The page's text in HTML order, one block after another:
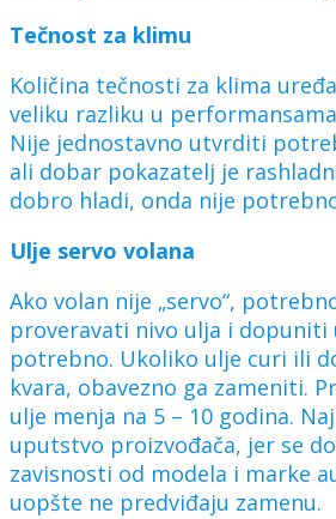
Tečnost za klimu
Količina tečnosti za klima
veliku razliku u
Nije jednostavno utvrditi
ali dobar pokazatelj je
dobro hladi, onda nije
Ulje servo volana
Ako volan nije „servo“,
proveravati nivo ulja i dopuniti
potrebno. Ukoliko ulje curi ili
kvara, obavezno ga zameniti.
ulje menja na 5 – 10 godina.
uputstvo proizvođača, jer se
zavisnosti od modela i marke
uopšte ne predviđaju zamenu.